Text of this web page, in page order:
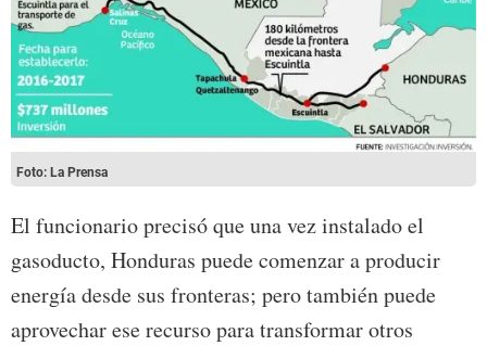
Foto: La Prensa
El funcionario precisó que una vez instalado el
gasoducto, Honduras puede comenzar a producir
energía desde sus fronteras; pero también puede
aprovechar ese recurso para transformar otros